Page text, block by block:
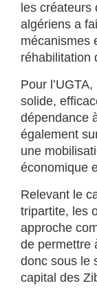
les créateurs
algériens a
mécanismes
réhabilitation
Pour
solide,
dépendance
également
une
économique
Relevant le
tripartite, les
approche
de permettre
donc sous le
capital des